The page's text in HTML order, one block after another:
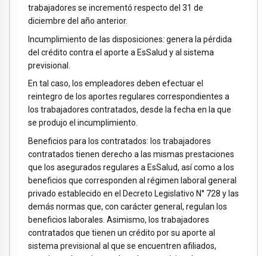
trabajadores se incrementó respecto del 31 de
diciembre del año anterior.
Incumplimiento de las disposiciones:genera la pérdida
del crédito contra el aporte a EsSalud y al sistema
previsional.
En tal caso, los empleadores deben efectuar el
reintegro de los aportes regulares correspondientes a
los trabajadores contratados, desde la fecha en la que
se produjo el incumplimiento.
Beneficios para los contratados: los trabajadores
contratados tienen derecho a las mismas prestaciones
que los asegurados regulares a EsSalud, así como a los
beneficios que corresponden al régimen laboral general
privado establecido en el Decreto Legislativo N° 728 y las
demás normas que, con carácter general, regulan los
beneficios laborales. Asimismo, los trabajadores
contratados que tienen un crédito por su aporte al
sistema previsional al que se encuentren afiliados,